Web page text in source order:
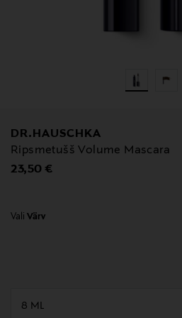
DR.HAUSCHKA
Ripsmetušš Volume Mascara
Original Price
23,50 €
Vali Värv